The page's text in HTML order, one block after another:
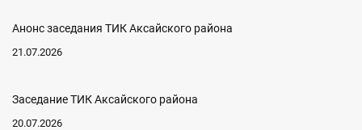
Анонс заседания ТИК Аксайского района
21.07.2026
Заседание ТИК Аксайского района
20.07.2026